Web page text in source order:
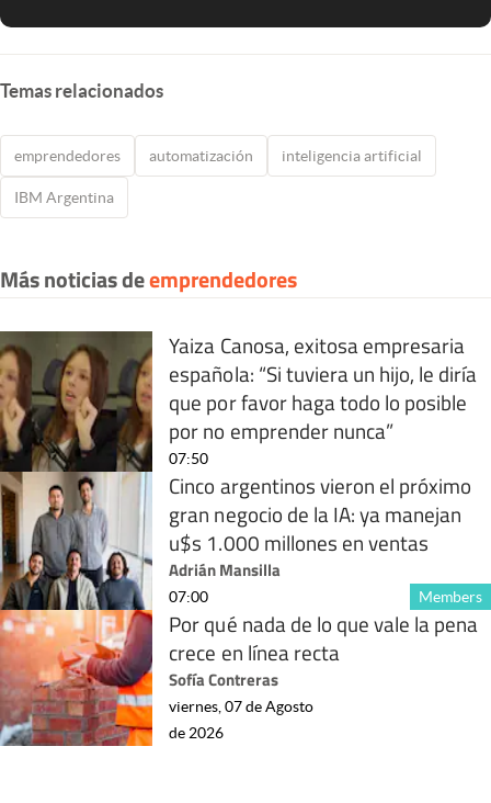
Temas relacionados
emprendedores automatización inteligencia artificial
IBM Argentina
Más noticias deemprendedores
Yaiza Canosa, exitosa empresaria
española: “Si tuviera un hijo, le diría
que por favor haga todo lo posible
por no emprender nunca”
07:50
Cinco argentinos vieron el próximo
gran negocio de la IA: ya manejan
u$s 1.000 millones en ventas
Adrián Mansilla
Members
07:00
Por qué nada de lo que vale la pena
crece en línea recta
Sofía Contreras
viernes, 07 de Agosto
de 2026